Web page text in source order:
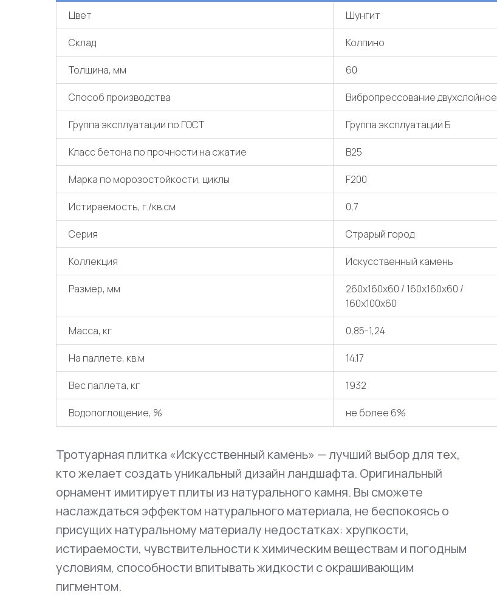
Цвет Шунгит
Склад Колпино
Толщина, мм 60
Способ производства Вибропрессование двухслойное
Группа эксплуатации по ГОСТ Группа эксплуатации Б
Класс бетона по прочности на сжатие В25
Марка по морозостойкости, циклы F200
Истираемость, г./кв.см 0,7
Серия Страрый город
Коллекция Искусственный камень
Размер, мм
260x160x60 / 160x160x60 /
160x100x60
Масса, кг 0,85-1,24
На паллете, кв.м 14.17
Вес паллета, кг 1932
Водопоглощение, % не более 6%
Тротуарная плитка «Искусственный камень» — лучший выбор для тех,
кто желает создать уникальный дизайн ландшафта. Оригинальный
орнамент имитирует плиты из натурального камня. Вы сможете
наслаждаться эффектом натурального материала, не беспокоясь о
присущих натуральному материалу недостатках: хрупкости,
истираемости, чувствительности к химическим веществам и погодным
условиям, способности впитывать жидкости с окрашивающим
пигментом.